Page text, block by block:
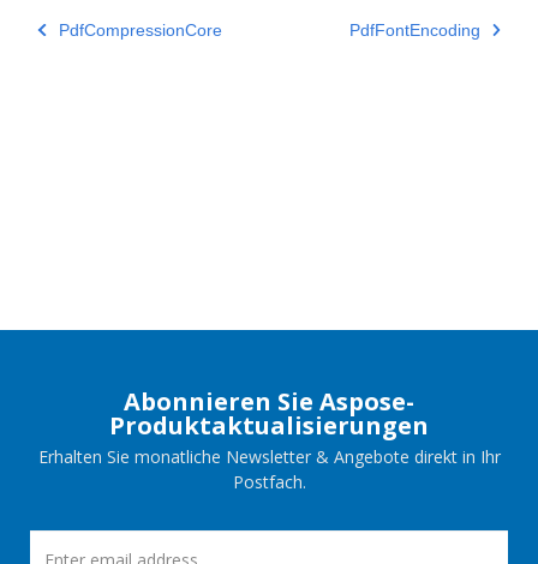
PdfCompressionCore PdfFontEncoding
Abonnieren Sie Aspose-
Produktaktualisierungen
Erhalten Sie monatliche Newsletter & Angebote direkt in Ihr
Postfach.